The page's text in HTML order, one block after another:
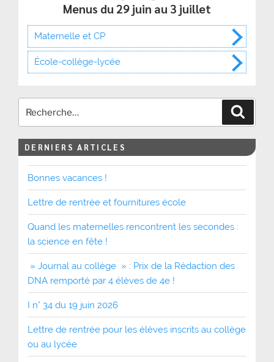
Menus du 29 juin au 3 juillet
Maternelle et CP
École-collège-lycée
DERNIERS ARTICLES
Bonnes vacances !
Lettre de rentrée et fournitures école
Quand les maternelles rencontrent les secondes :
la science en fête !
» Journal au collège » : Prix de la Rédaction des
DNA remporté par 4 élèves de 4e !
I n° 34 du 19 juin 2026
Lettre de rentrée pour les élèves inscrits au collège
ou au lycée